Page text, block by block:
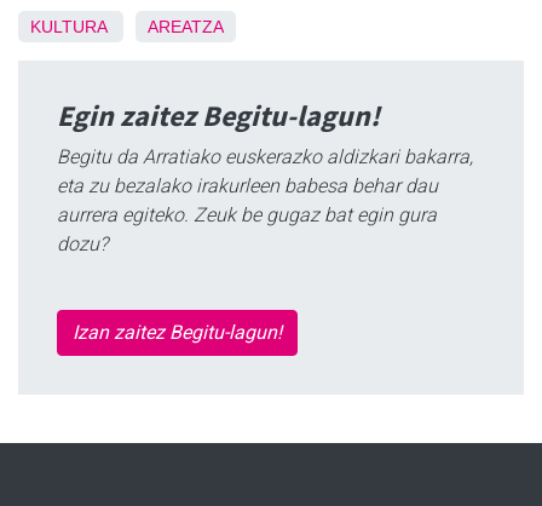
KULTURA AREATZA
Egin zaitez Begitu-lagun!
Begitu da Arratiako euskerazko aldizkari bakarra,
eta zu bezalako irakurleen babesa behar dau
aurrera egiteko. Zeuk be gugaz bat egin gura
dozu?
Izan zaitez Begitu-lagun!